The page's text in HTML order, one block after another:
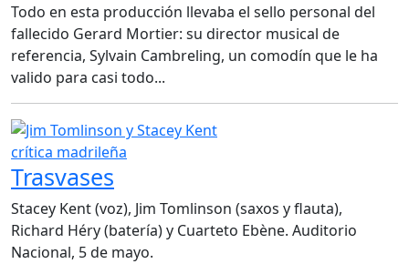
Todo en esta producción llevaba el sello personal del
fallecido Gerard Mortier: su director musical de
referencia, Sylvain Cambreling, un comodín que le ha
valido para casi todo...
crítica madrileña
Trasvases
Stacey Kent (voz), Jim Tomlinson (saxos y flauta),
Richard Héry (batería) y Cuarteto Ebène. Auditorio
Nacional, 5 de mayo.